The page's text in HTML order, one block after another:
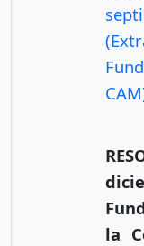
la